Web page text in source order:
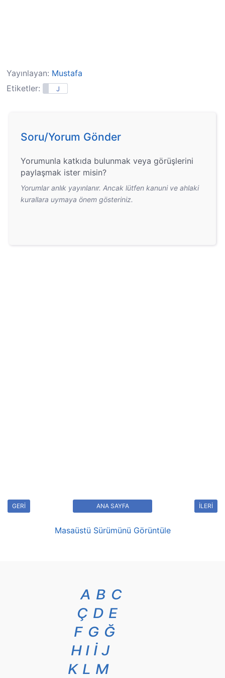
Yayınlayan: Mustafa
Etiketler:
J
Soru/Yorum Gönder
Yorumunla katkıda bulunmak veya görüşlerini
paylaşmak ister misin?
Yorumlar anlık yayınlanır. Ancak lütfen kanuni ve ahlaki
kurallara uymaya önem gösteriniz.
GERİ İLERİ
ANA SAYFA
Masaüstü Sürümünü Görüntüle
A B C
Ç D E
F G Ğ
H I İ J
K L M